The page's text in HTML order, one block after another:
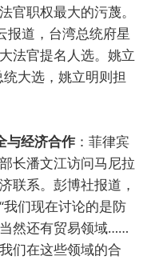
官职权最大的污蔑。
报道，台湾总统府星
法官提名人选。姚立
大选，姚立明则担
与经济合作 ：菲律宾
长潘文江访问马尼拉
联系。彭博社报道，
们现在讨论的是防
然还有贸易领域……
们在这些领域的合